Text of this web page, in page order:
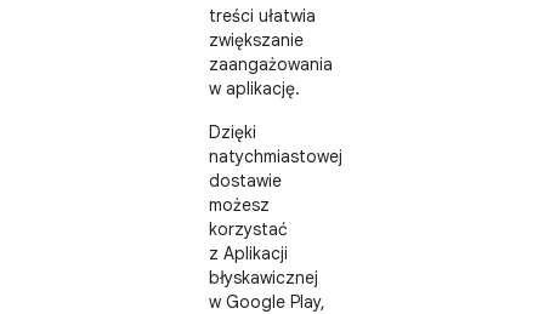
treści ułatwia
zwiększanie
zaangażowania
w aplikację.
Dzięki
natychmiastowej
dostawie
możesz
korzystać
z Aplikacji
błyskawicznej
w Google Play,